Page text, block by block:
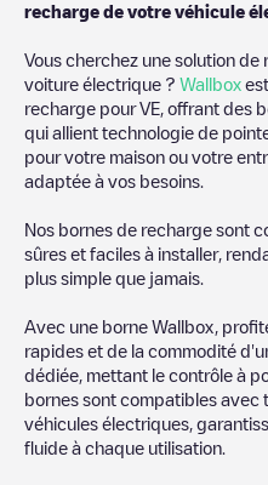
recharge de votre véhicule
Vous cherchez une solution
voiture électrique ? Wallbox
recharge pour VE, offrant des
qui allient technologie de
pour votre maison ou votre
adaptée à vos besoins.
Nos bornes de recharge sont
sûres et faciles à installer,
plus simple que jamais.
Avec une borne Wallbox,
rapides et de la commodité
dédiée, mettant le contrôle à
bornes sont compatibles avec
véhicules électriques,
fluide à chaque utilisation.